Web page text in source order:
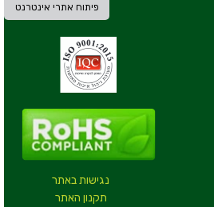
פיתוח אתרי אינטרנט
נגישות באתר
תקנון האתר